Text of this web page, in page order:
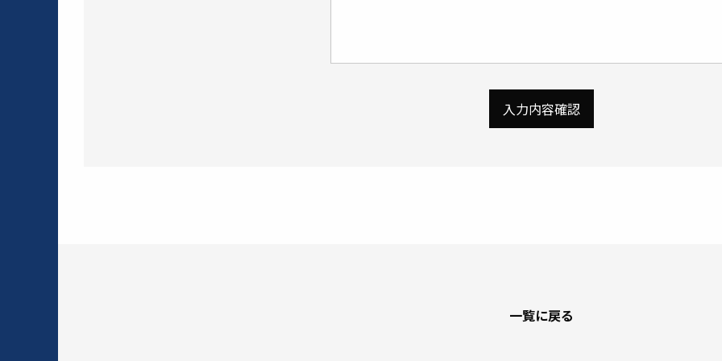
入力内容確認
一覧に戻る